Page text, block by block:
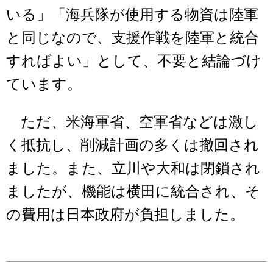
いる」「海兵隊が使用する物資は陸軍
と同じなので、支援作戦を陸軍と統合
すればよい」として、不要と結論づけ
ています。
ただ、米海軍省、空軍省などは激し
く抵抗し、削減計画の多くは撤回され
ました。また、立川や大和は閉鎖され
ましたが、機能は横田に統合され、そ
の費用は日本政府が負担しました。